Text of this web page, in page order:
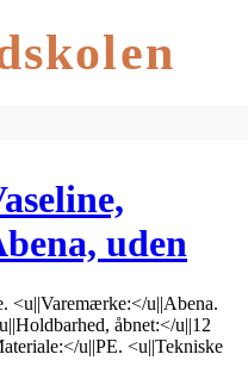
uden
og
<u||Varemærke:</u||Abena.
åbnet:</u||12
u||PE. <u||Tekniske